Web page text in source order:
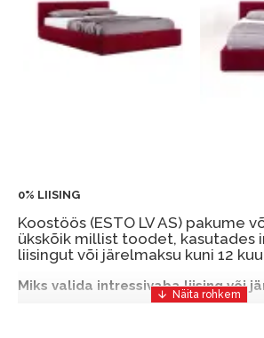
0% LIISING
Koostöös (ESTO LV AS) pakume
ükskõik millist toodet, kasutades
liisingut või järelmaksu kuni 12
Miks valida intressivaba liising või